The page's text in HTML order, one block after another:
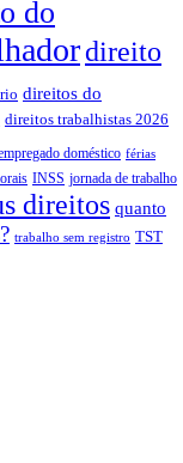
do
direito
direitos do
direitos trabalhistas 2026
doméstico férias
INSS jornada de trabalho
direitos quanto
trabalho sem registro TST